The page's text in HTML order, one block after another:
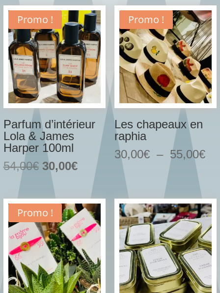
Promo !
Parfum d’intérieur
Lola & James
Harper 100ml
54,00€ Le
prix
initial
était :
54,00€.
30,00€Le
prix
actuel
est :
30,00€.
Promo !
Les chapeaux en
raphia
30,00€ – 55,00€
à
Promo !